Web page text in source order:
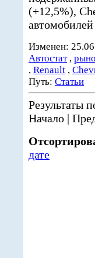
(+12,5%),
Изменен:
Автостат,
, Renault ,
Путь: Статьи
Результаты
Начало |
дате